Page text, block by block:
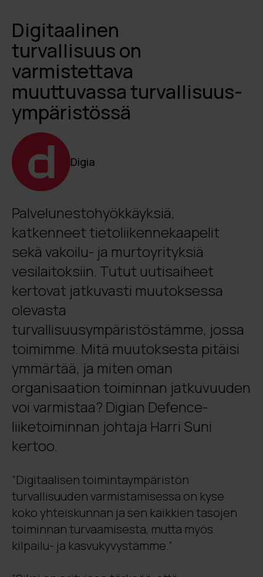
Digitaalinen
turvallisuus on
varmistettava
muuttuvassa turvallisuus­
ympäristössä
Digia
Palvelunestohyökkäyksiä,
katkenneet tietoliikennekaapelit
sekä vakoilu- ja murtoyrityksiä
vesilaitoksiin. Tutut uutisaiheet
kertovat jatkuvasti muutoksessa
olevasta
turvallisuusympäristöstämme, jossa
toimimme. Mitä muutoksesta pitäisi
ymmärtää, ja miten oman
organisaation toiminnan jatkuvuuden
voi varmistaa? Digian Defence-
liiketoiminnan johtaja Harri Suni
kertoo.
”Digitaalisen toimintaympäristön
turvallisuuden varmistamisessa on kyse
koko yhteiskunnan ja sen kaikkien tasojen
toiminnan turvaamisesta, mutta myös
kilpailu- ja kasvukyvystämme.”